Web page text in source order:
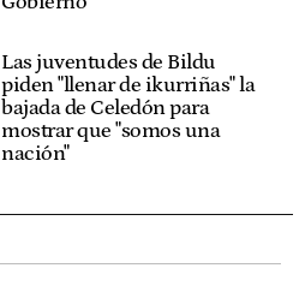
Las juventudes de Bildu
piden "llenar de ikurriñas" la
bajada de Celedón para
mostrar que "somos una
nación"